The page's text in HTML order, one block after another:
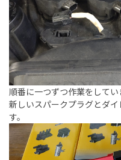
順番に一つずつ作業をしてい
新しいスパークプラグとダ
す。